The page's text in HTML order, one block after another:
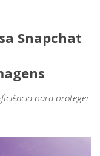
Snapchat
para proteger